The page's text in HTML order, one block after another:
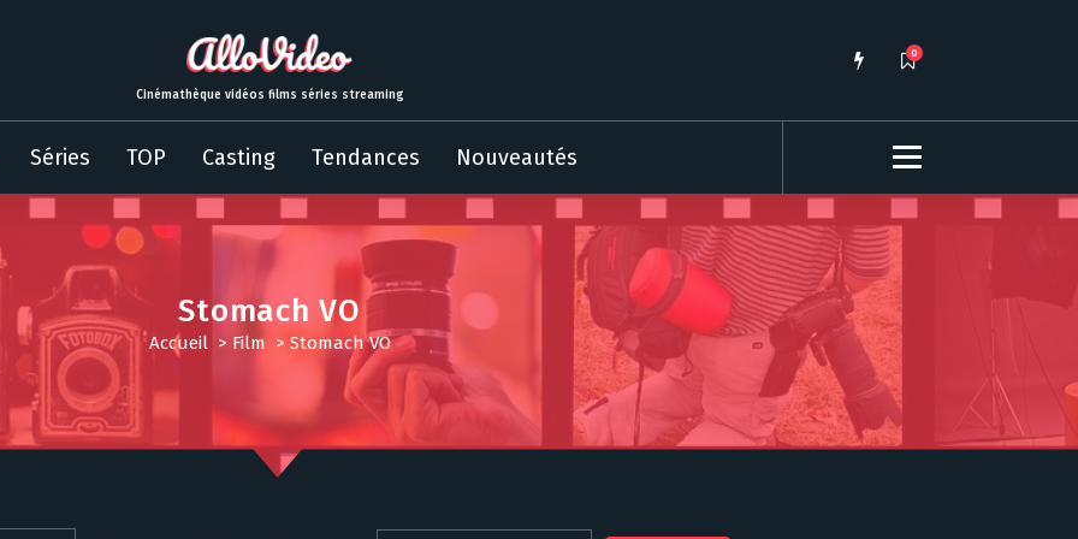
Cinémathèque vidéos films séries streaming
0
Séries TOP Casting Tendances Nouveautés
Stomach VO
Accueil > Film > Stomach VO